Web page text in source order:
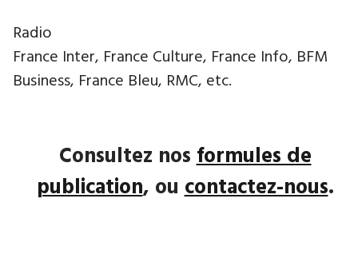
Radio
France Inter, France Culture, France Info, BFM
Business, France Bleu, RMC, etc.
Consultez nosformules de
publication, oucontactez-nous.